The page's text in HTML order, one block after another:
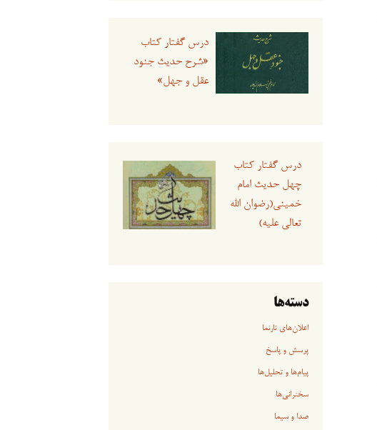
درس گفتار کتاب
«شرح حدیث جنود
عقل و جهل»
درس گفتار کتاب
چهل حدیث امام
خمینی(رضوان الله
تعالی علیه)
دسته‌ها
اعلان‌های تارنما
پرسش و پاسخ
پیام‌ها و تحلیل‌ها
سخنرانی‏‏‌ها
صدا و سیما